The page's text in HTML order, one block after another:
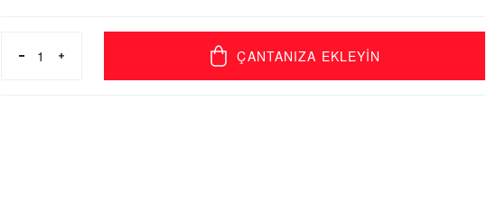
ÇANTANIZA EKLEYİN